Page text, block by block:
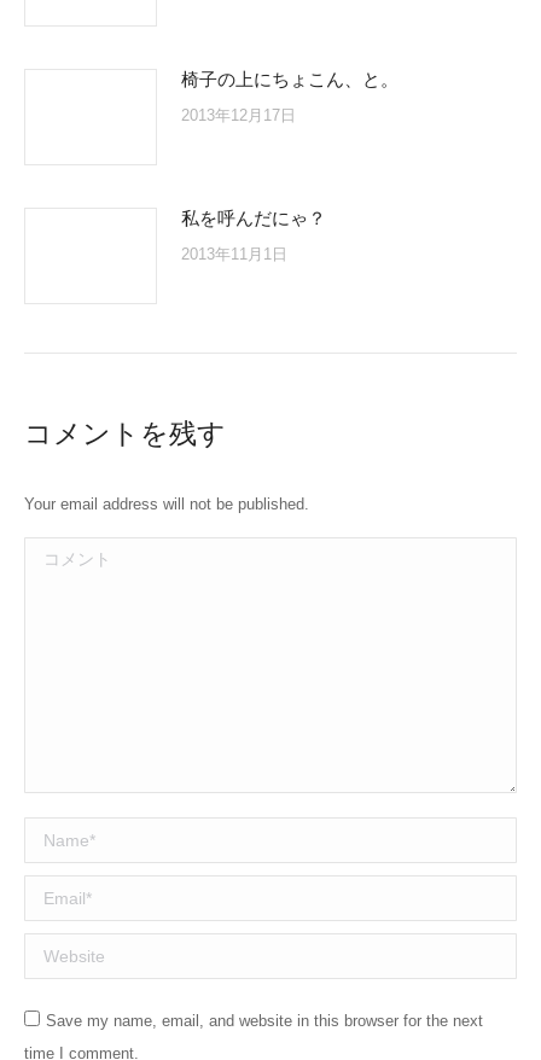
椅子の上にちょこん、と。
2013年12月17日
私を呼んだにゃ？
2013年11月1日
コメントを残す
Your email address will not be published.
コメント
Name *
Email *
Website
Save my name, email, and website in this browser for the next
time I comment.